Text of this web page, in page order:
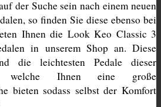
der Suche sein nach einem neuen
so finden Sie diese ebenso bei
Ihnen die Look Keo Classic 3
in unserem Shop an. Diese
die leichtesten Pedale dieser
welche Ihnen eine große
bieten sodass selbst der Komfort